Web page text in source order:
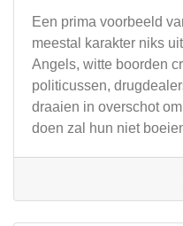
Een prima voorbeeld
meestal karakter niks
Angels, witte boorden
politicussen,
draaien in overschot
doen zal hun niet